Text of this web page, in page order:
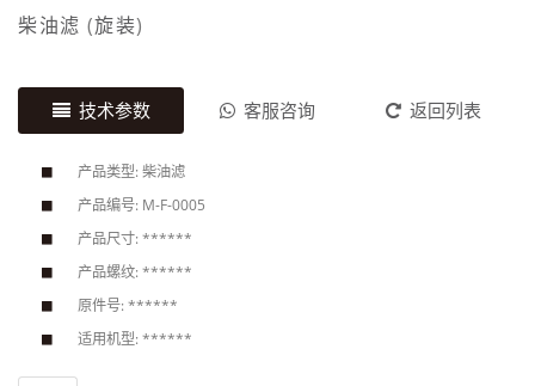
柴油滤 (旋装)
技术参数 客服咨询 返回列表
产品类型: 柴油滤
产品编号: M-F-0005
产品尺寸: ******
产品螺纹: ******
原件号: ******
适用机型: ******